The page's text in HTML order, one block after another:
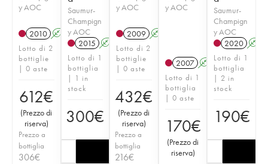
y AOC
2010 A
Lotto di 2
bottiglie
| 0 aste
612€
(Prezzo di
riserva)
Prezzo a
bottiglia
306€
Saumur-
Champign
y AOC
2015 A
Lotto di 1
bottiglia
| 1 in
stock
300€
y AOC
2009 A
Lotto di 2
bottiglie
| 0 aste
432€
(Prezzo di
riserva)
Prezzo a
bottiglia
216€
y AOC
2007 A
Lotto di 1
bottiglia
| 0 aste
170€
(Prezzo di
riserva)
Saumur-
Champign
y AOC
2020 A
Lotto di 1
bottiglia
| 2 in
stock
190€